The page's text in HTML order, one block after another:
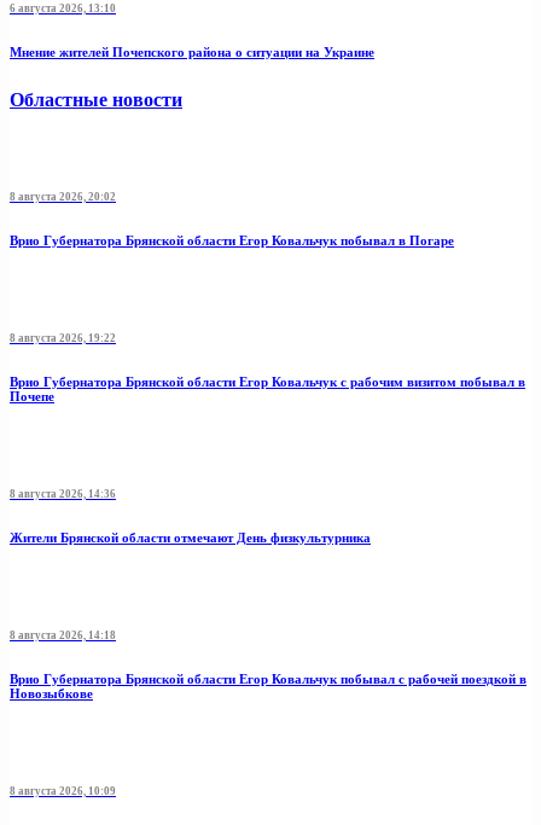
6 августа 2026, 13:10
Мнение жителей Почепского района о ситуации на Украине
Областные новости
8 августа 2026, 20:02
Врио Губернатора Брянской области Егор Ковальчук побывал в Погаре
8 августа 2026, 19:22
Врио Губернатора Брянской области Егор Ковальчук с рабочим визитом побывал в
Почепе
8 августа 2026, 14:36
Жители Брянской области отмечают День физкультурника
8 августа 2026, 14:18
Врио Губернатора Брянской области Егор Ковальчук побывал с рабочей поездкой в
Новозыбкове
8 августа 2026, 10:09